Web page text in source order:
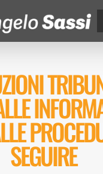
SEGUIRE